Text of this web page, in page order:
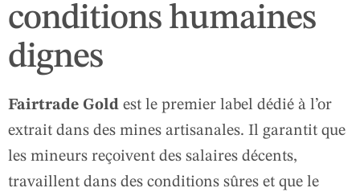
conditions humaines
dignes
Fairtrade Gold est le premier label dédié à l’or
extrait dans des mines artisanales. Il garantit que
les mineurs reçoivent des salaires décents,
travaillent dans des conditions sûres et que le